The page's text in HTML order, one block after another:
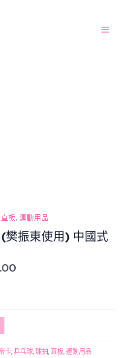
直板, 運動用品
振東使用) 中國式
卡,乒乓球,球拍, 直板,運動用品